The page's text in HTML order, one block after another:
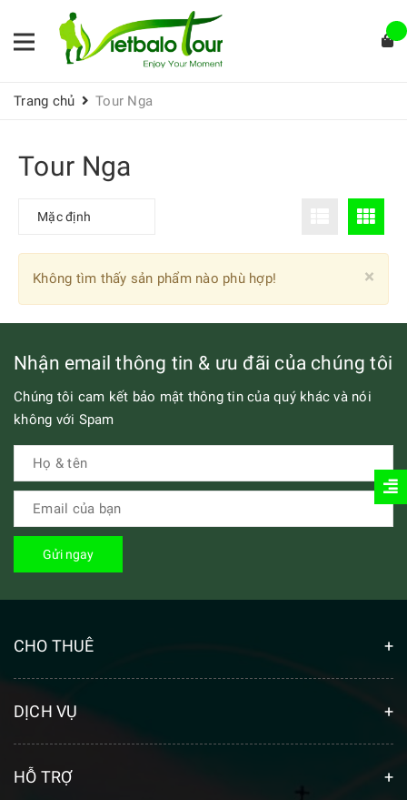
Trang chủ Tour Nga
Tour Nga
Mặc định
×
Không tìm thấy sản phẩm nào phù hợp!
Nhận email thông tin & ưu đãi của chúng tôi
Chúng tôi cam kết bảo mật thông tin của quý khác và nói
không với Spam
Gửi ngay
CHO THUÊ
DỊCH VỤ
HỖ TRỢ